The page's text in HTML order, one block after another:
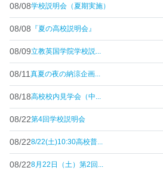
08/08学校説明会（夏期実施）
08/08 『夏の高校説明会』
08/09立教英国学院学校説...
08/11 真夏の夜の納涼企画...
08/18高校校内見学会（中...
08/22第4回学校説明会
08/228/22(土)10:30高校普...
08/228月22日（土）第2回...